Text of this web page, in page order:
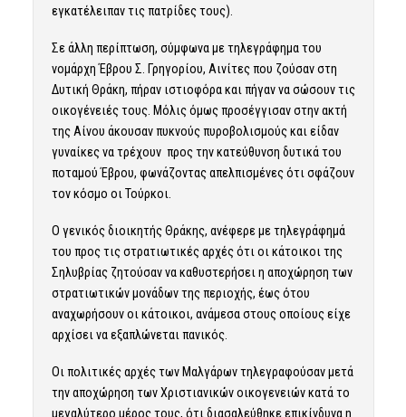
εγκατέλειπαν τις πατρίδες τους).
Σε άλλη περίπτωση, σύμφωνα με τηλεγράφημα του
νομάρχη Έβρου Σ. Γρηγορίου, Αινίτες που ζούσαν στη
Δυτική Θράκη, πήραν ιστιοφόρα και πήγαν να σώσουν τις
οικογένειές τους. Μόλις όμως προσέγγισαν στην ακτή
της Αίνου άκουσαν πυκνούς πυροβολισμούς και είδαν
γυναίκες να τρέχουν προς την κατεύθυνση δυτικά του
ποταμού Έβρου, φωνάζοντας απελπισμένες ότι σφάζουν
τον κόσμο οι Τούρκοι.
Ο γενικός διοικητής Θράκης, ανέφερε με τηλεγράφημά
του προς τις στρατιωτικές αρχές ότι οι κάτοικοι της
Σηλυβρίας ζητούσαν να καθυστερήσει η αποχώρηση των
στρατιωτικών μονάδων της περιοχής, έως ότου
αναχωρήσουν οι κάτοικοι, ανάμεσα στους οποίους είχε
αρχίσει να εξαπλώνεται πανικός.
Οι πολιτικές αρχές των Μαλγάρων τηλεγραφούσαν μετά
την αποχώρηση των Χριστιανικών οικογενειών κατά το
μεγαλύτερο μέρος τους, ότι διασαλεύθηκε επικίνδυνα η